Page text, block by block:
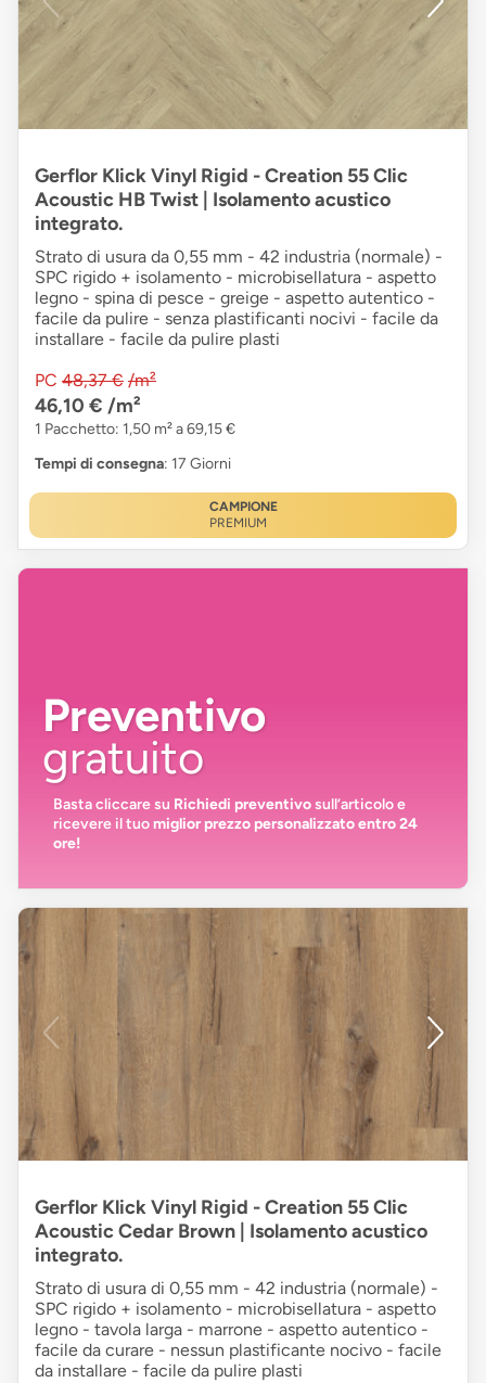
Gerflor Klick Vinyl Rigid - Creation 55 Clic
Acoustic HB Twist | Isolamento acustico
integrato.
Strato di usura da 0,55 mm - 42 industria (normale) -
SPC rigido + isolamento - microbisellatura - aspetto
legno - spina di pesce - greige - aspetto autentico -
facile da pulire - senza plastificanti nocivi - facile da
installare - facile da pulire plasti
PC 48,37 € /m²
46,10 € /m²
1 Pacchetto: 1,50 m² a 69,15 €
Tempi di consegna: 17 Giorni
CAMPIONE
PREMIUM
Preventivo
gratuito
Basta cliccare su Richiedi preventivosull’articolo e
ricevere il tuomiglior prezzo personalizzato entro 24
ore!
Gerflor Klick Vinyl Rigid - Creation 55 Clic
Acoustic Cedar Brown | Isolamento acustico
integrato.
Strato di usura di 0,55 mm - 42 industria (normale) -
SPC rigido + isolamento - microbisellatura - aspetto
legno - tavola larga - marrone - aspetto autentico -
facile da curare - nessun plastificante nocivo - facile
da installare - facile da pulire plasti